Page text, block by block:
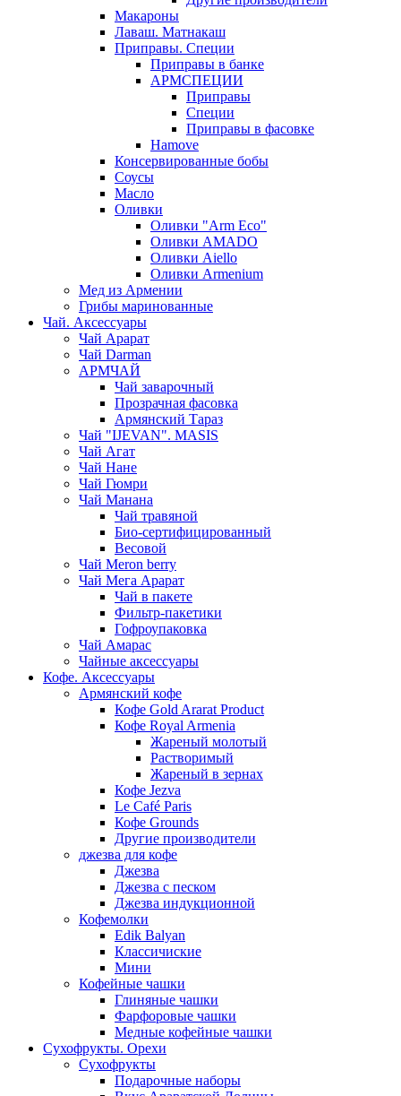
Макароны
Лаваш. Матнакаш
Приправы. Специи
Приправы в банке
АРМСПЕЦИИ
Приправы
Специи
Приправы в фасовке
Hamove
Консервированные бобы
Соусы
Масло
Оливки
Оливки "Arm Eco"
Оливки AMADO
Оливки Aiello
Оливки Armenium
Мед из Армении
Грибы маринованные
Чай. Аксессуары
Чай Арарат
Чай Darman
АРМЧАЙ
Чай заварочный
Прозрачная фасовка
Армянский Тараз
Чай "IJEVAN". MASIS
Чай Агат
Чай Нане
Чай Гюмри
Чай Манана
Чай травяной
Био-сертифицированный
Весовой
Чай Meron berry
Чай Мега Арарат
Чай в пакете
Фильтр-пакетики
Гофроупаковка
Чай Амарас
Чайные аксессуары
Кофе. Аксессуары
Армянский кофе
Кофе Gold Ararat Product
Кофе Royal Armenia
Жареный молотый
Растворимый
Жареный в зернах
Кофе Jezva
Le Café Paris
Кофе Grounds
Другие производители
джезва для кофе
Джезва
Джезва с песком
Джезва индукционной
Кофемолки
Edik Balyan
Классичиские
Мини
Кофейные чашки
Глиняные чашки
Фарфоровые чашки
Медные кофейные чашки
Сухофрукты. Орехи
Сухофрукты
Подарочные наборы